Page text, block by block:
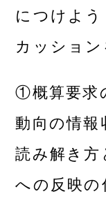
につけよ
カッション
①概算要求
動向の情
読み解き
への反映の